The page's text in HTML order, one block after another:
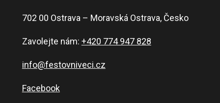
702 00 Ostrava – Moravská Ostrava, Česko
Zavolejte nám: +420 774 947 828
info@festovniveci.cz
Facebook